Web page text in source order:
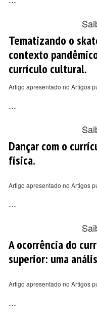
Tematizando o
contexto
currículo cultural.
Artigo apresentado no Artigos
...
Dançar com o
física.
Artigo apresentado no Artigos
...
A ocorrência do
superior: uma
Artigo apresentado no Artigos
...